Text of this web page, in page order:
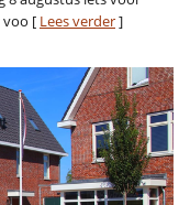
voo [ Lees verder]